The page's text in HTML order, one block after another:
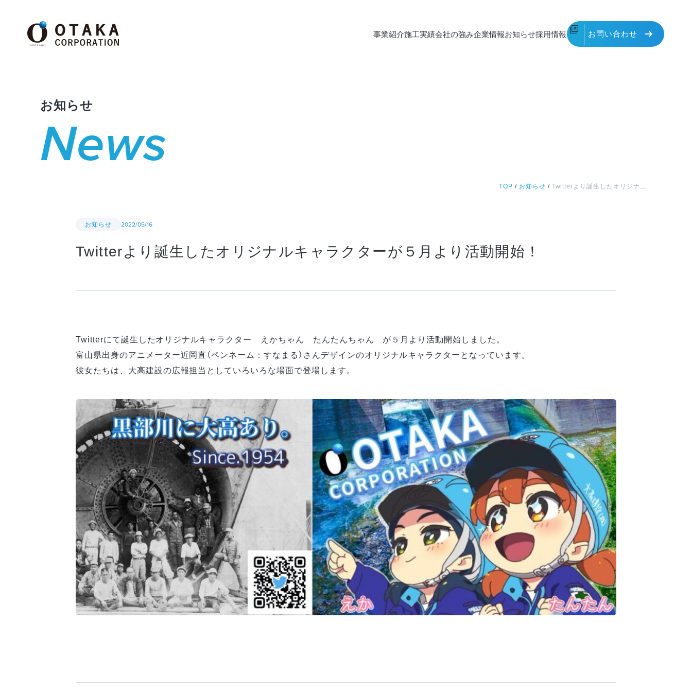
事業紹介施工実績会社の強み企業情報お知らせ採用情報 お問い合わせ
お知らせ
News
TOP / お知らせ / Twitterより誕生したオリジナルキャラクターが５月より活動開始！
お知らせ 2022/05/16
Twitterより誕生したオリジナルキャラクターが５月より活動開始！
Twitterにて誕生したオリジナルキャラクター えかちゃん たんたんちゃん が５月より活動開始しました。
富山県出身のアニメーター近岡直（ペンネーム：すなまる）さんデザインのオリジナルキャラクターとなっています。
彼女たちは、大高建設の広報担当としていろいろな場面で登場します。